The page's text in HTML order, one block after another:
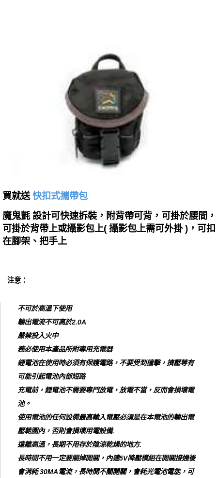
買就送快扣式攜帶包
魔鬼氈 設計可快速拆裝，附背帶可背，可掛於腰間，
可掛於背帶上或攝影包上( 攝影包上需可外掛 )，可扣
在腳架、把手上
注意：
不可於高溫下使用
輸出電流不可高於2.0A
嚴禁投入火中
務必使用本產品所附專用充電器
鋰電池在使用時必須有保護電路，不要受到撞擊，擠壓等有
可能引起電池內部短路
充電前，鋰電池不需要專門放電，放電不當，反而會損壞電
池。
使用電池的任何設備最高輸入電壓必須是在本電池的輸出電
壓範圍內，否則會損壞用電設備.
遠離高溫，長期不用存於陰涼乾燥的地方.
長時間不用一定要關掉開關，內建5V降壓模組在開關接通後
會消耗 30MA電流，長時間不關開關，會耗光電池電能，可